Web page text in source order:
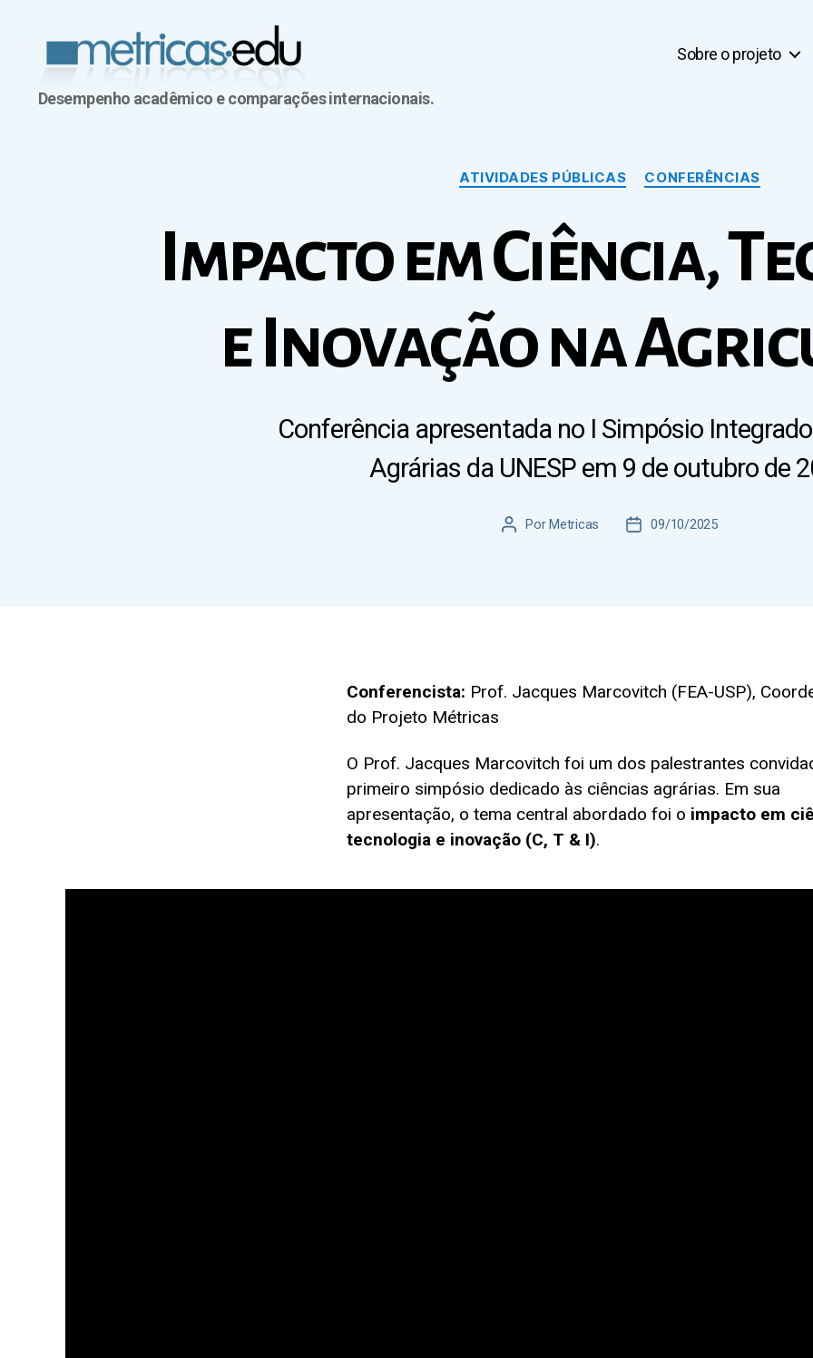
Desempenho acadêmico e comparações internacionais.
Sobre o projeto
Categorias
ATIVIDADES PÚBLICAS CONFERÊNCIAS
Impacto em Ciência,
e Inovação na
Conferência apresentada no I Simpósio
Agrárias da UNESP em 9 de outubro de
Autor
Por Metricas
Data09/10/2025
Conferencista: Prof. Jacques Marcovitch (FEA-USP),
do Projeto Métricas
O Prof. Jacques Marcovitch foi um dos palestrantes
primeiro simpósio dedicado às ciências agrárias. Em sua
apresentação, o tema central abordado foi o impacto em
tecnologia e inovação (C, T & I).